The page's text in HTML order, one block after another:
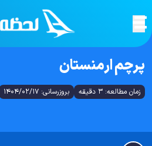
پرچم ارمنستان
زمان مطالعه: 3 دقیقه بروزرسانی: 1404/02/17